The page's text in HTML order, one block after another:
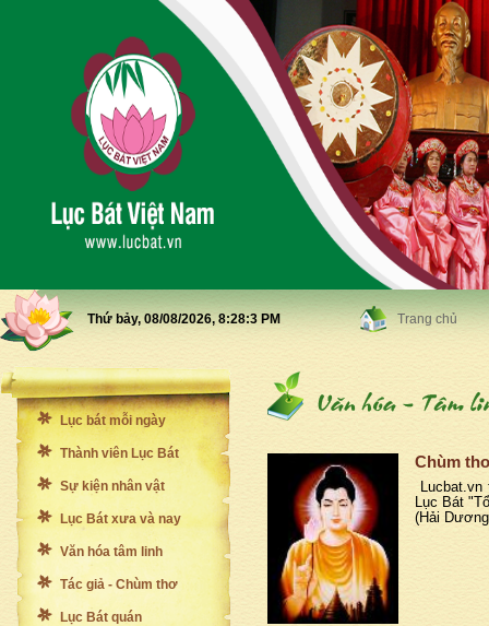
Thứ bảy, 08/08/2026, 8:28:5 PM Trang chủ
Lục bát mỗi ngày
Thành viên Lục Bát
Sự kiện nhân vật
Lục Bát xưa và nay
Văn hóa tâm linh
Tác giả - Chùm thơ
Lục Bát quán
Chùm
Lục Bát
(Hải